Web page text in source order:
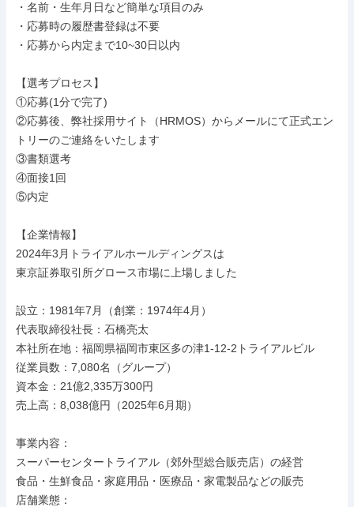
・名前・生年月日など簡単な項目のみ
・応募時の履歴書登録は不要
・応募から内定まで10~30日以内
【選考プロセス】
①応募(1分で完了)
②応募後、弊社採用サイト（HRMOS）からメールにて正式エン
トリーのご連絡をいたします
③書類選考
④面接1回
⑤内定
【企業情報】
2024年3月トライアルホールディングスは
東京証券取引所グロース市場に上場しました
設立：1981年7月（創業：1974年4月）
代表取締役社長：石橋亮太
本社所在地：福岡県福岡市東区多の津1-12-2トライアルビル
従業員数：7,080名（グループ）
資本金：21億2,335万300円
売上高：8,038億円（2025年6月期）
事業内容：
スーパーセンタートライアル（郊外型総合販売店）の経営
食品・生鮮食品・家庭用品・医療品・家電製品などの販売
店舗業態：